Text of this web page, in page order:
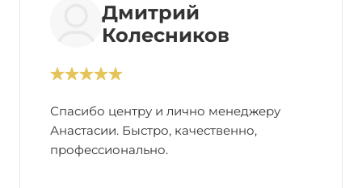
Дмитрий
Колесников
Спасибо центру и лично менеджеру
Анастасии. Быстро, качественно,
профессионально.